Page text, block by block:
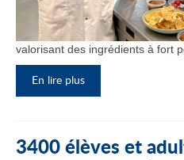
valorisant des ingrédients à fort
En lire plus
3400 élèves et